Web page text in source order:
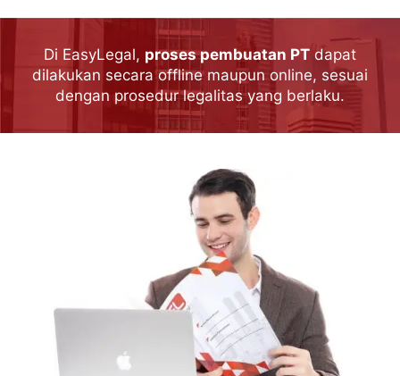
Di EasyLegal, proses pembuatan PT dapat
dilakukan secara offline maupun online, sesuai
dengan prosedur legalitas yang berlaku.